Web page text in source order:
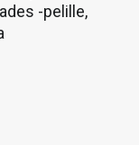
-pelille,